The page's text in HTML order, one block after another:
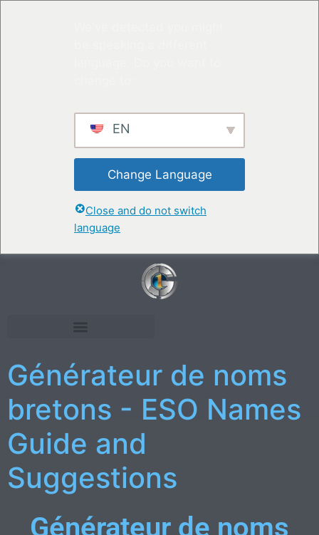
EN
Change Language
Close and do not switch
language
Générateur de noms
bretons - ESO Names
Guide and
Suggestions
Générateur de noms